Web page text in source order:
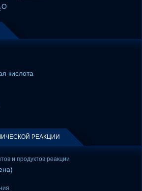
O
кислота
РЕАКЦИИ
и продуктов реакции